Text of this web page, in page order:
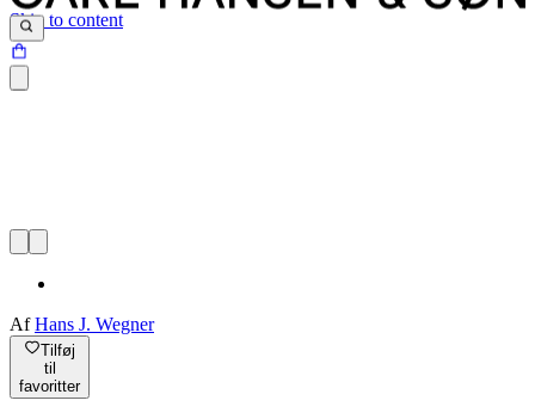
Skip to content
AfHans J. Wegner
Tilføj
til
favoritter